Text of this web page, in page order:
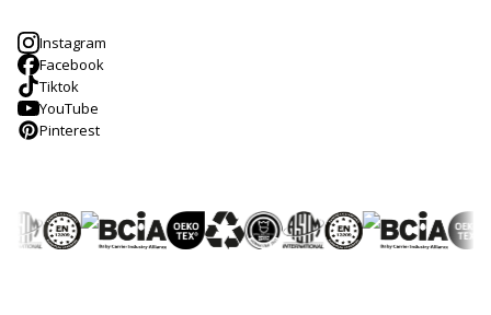
Instagram
Facebook
Tiktok
YouTube
Pinterest